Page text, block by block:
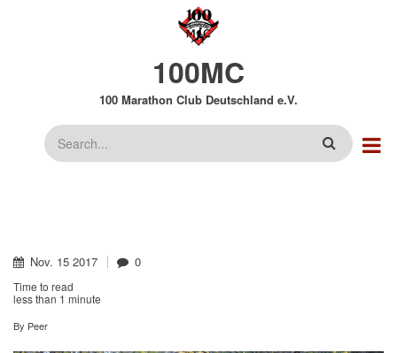
100MC
100 Marathon Club Deutschland e.V.
Suche
Nov. 15 2017 0
Time to read
less than 1 minute
By Peer